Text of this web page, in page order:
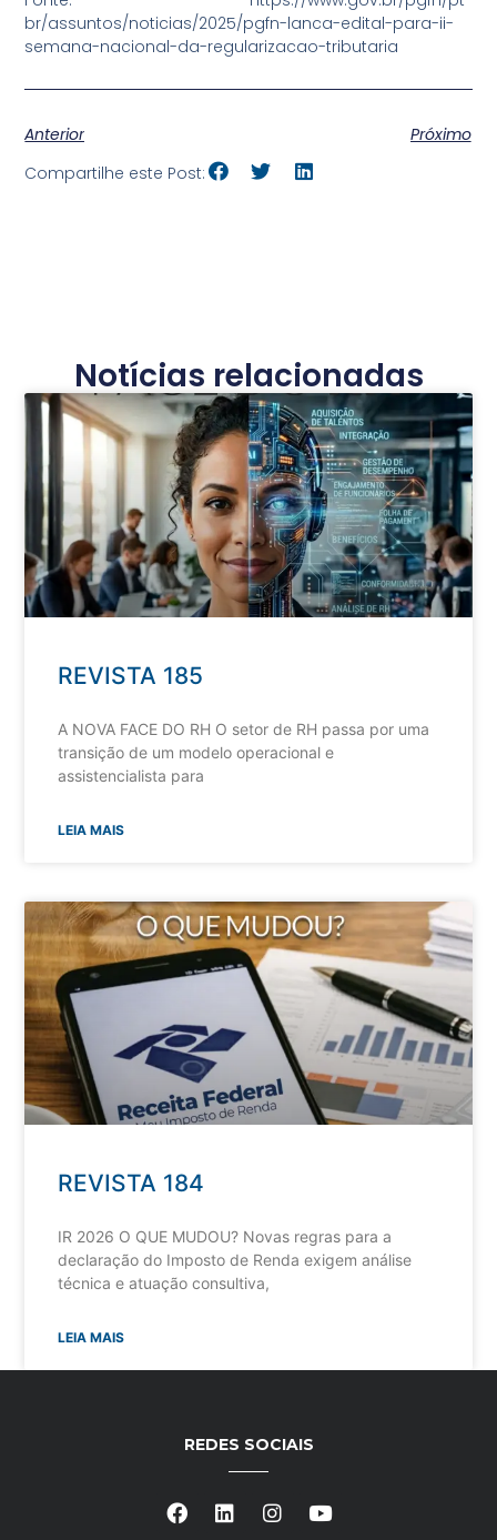
br/assuntos/noticias/2025/pgfn-lanca-edital-para-ii-
semana-nacional-da-regularizacao-tributaria
Anterior
Próximo
Compartilhe este Post:
Notícias relacionadas
REVISTA 185
A NOVA FACE DO RH O setor de RH passa por uma
transição de um modelo operacional e
assistencialista para
LEIA MAIS
REVISTA 184
IR 2026 O QUE MUDOU? Novas regras para a
declaração do Imposto de Renda exigem análise
técnica e atuação consultiva,
LEIA MAIS
REDES SOCIAIS